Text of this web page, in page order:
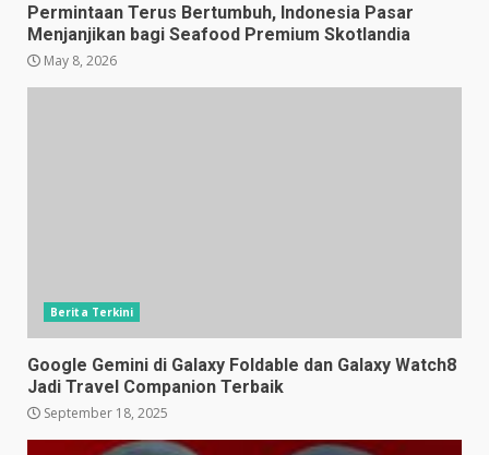
Permintaan Terus Bertumbuh, Indonesia Pasar
Menjanjikan bagi Seafood Premium Skotlandia
May 8, 2026
Berita Terkini
Google Gemini di Galaxy Foldable dan Galaxy Watch8
Jadi Travel Companion Terbaik
September 18, 2025